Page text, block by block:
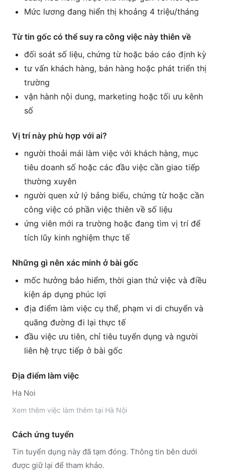
Mức lương đang hiển thị khoảng 4 triệu/tháng
Từ tin gốc có thể suy ra công việc này thiên về
đối soát số liệu, chứng từ hoặc báo cáo định kỳ
tư vấn khách hàng, bán hàng hoặc phát triển thị
trường
vận hành nội dung, marketing hoặc tối ưu kênh
số
Vị trí này phù hợp với ai?
người thoải mái làm việc với khách hàng, mục
tiêu doanh số hoặc các đầu việc cần giao tiếp
thường xuyên
người quen xử lý bảng biểu, chứng từ hoặc cần
công việc có phần việc thiên về số liệu
ứng viên mới ra trường hoặc đang tìm vị trí để
tích lũy kinh nghiệm thực tế
Những gì nên xác minh ở bài gốc
mốc hưởng bảo hiểm, thời gian thử việc và điều
kiện áp dụng phúc lợi
địa điểm làm việc cụ thể, phạm vi di chuyển và
quãng đường đi lại thực tế
đầu việc ưu tiên, chỉ tiêu tuyển dụng và người
liên hệ trực tiếp ở bài gốc
Địa điểm làm việc
Ha Noi
Xem thêm việc làm thêm tại Hà Nội
Cách ứng tuyển
Tin tuyển dụng này đã tạm đóng. Thông tin bên dưới
được giữ lại để tham khảo.